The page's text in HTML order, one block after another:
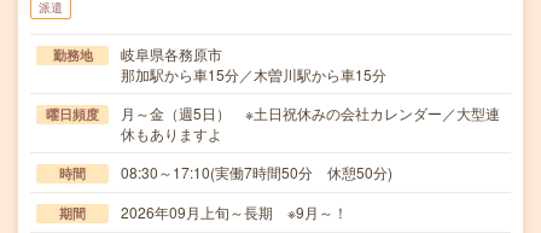
派遣
勤務地
岐阜県各務原市
那加駅から車15分／木曽川駅から車15分
曜日頻度
月～金（週5日） ※土日祝休みの会社カレンダー／大型連
休もありますよ
時間 08:30～17:10(実働7時間50分 休憩50分)
期間 2026年09月上旬～長期 ※9月～！